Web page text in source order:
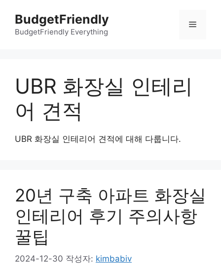
BudgetFriendly
BudgetFriendly Everything
메
UBR 화장실 인테리
어 견적
UBR 화장실 인테리어 견적에 대해 다룹니다.
20년 구축 아파트 화장실
인테리어 후기 주의사항
꿀팁
2024-12-30 작성자: kimbabiv